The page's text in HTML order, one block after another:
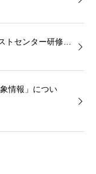
トセンター研修…
情報」につい